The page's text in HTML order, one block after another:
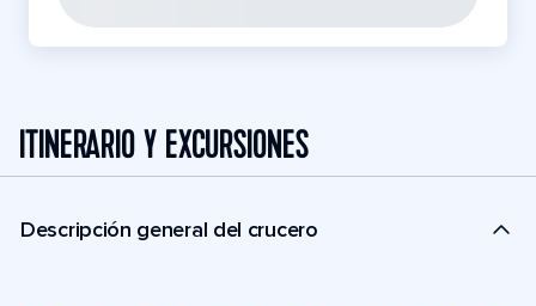
ITINERARIO Y EXCURSIONES
Descripción general del crucero